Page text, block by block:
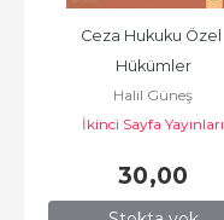
Ceza Hukuku Özel
Hükümler
Halil Güneş
İkinci Sayfa Yayınları
30,00